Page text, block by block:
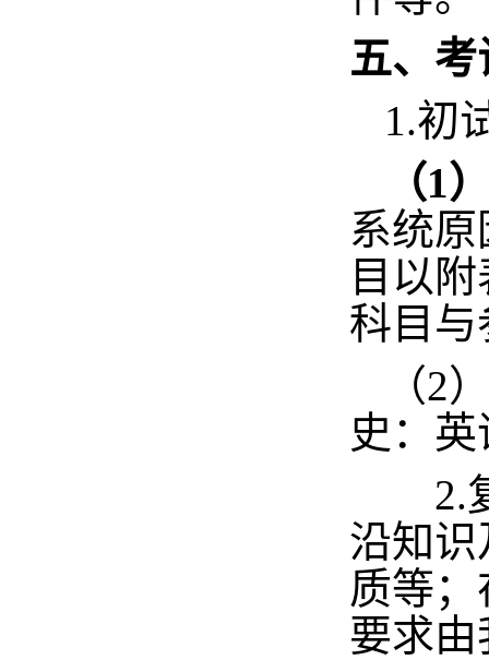
五、
1.初
（1
系统
目以
科目
（2
史： 英
2.复
沿知
质等；
要求由